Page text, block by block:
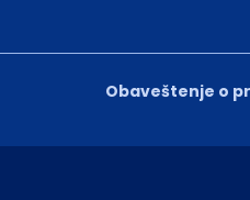
Obaveštenje o